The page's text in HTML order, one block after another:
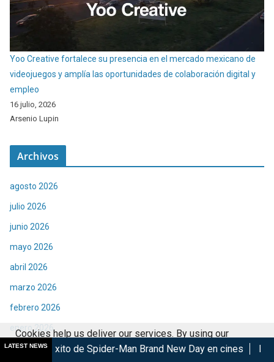
Yoo Creative fortalece su presencia en el mercado mexicano de
videojuegos y amplía las oportunidades de colaboración digital y
empleo
16 julio, 2026
Arsenio Lupin
Archivos
agosto 2026
julio 2026
junio 2026
mayo 2026
abril 2026
marzo 2026
febrero 2026
enero 2026
diciembre 2025
LATEST NEWS
Spider-Man Brand New Day en cines Las Lágrimas de
Cookies help us deliver our services. By using our
services, you agree to our use of cookies.
Got it